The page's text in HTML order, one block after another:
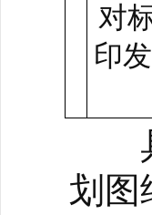
对
印
具
划图